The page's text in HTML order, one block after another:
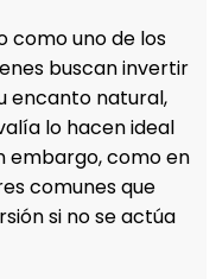
como uno de los
buscan invertir
encanto natural,
lo hacen ideal
embargo, como en
comunes que
si no se actúa